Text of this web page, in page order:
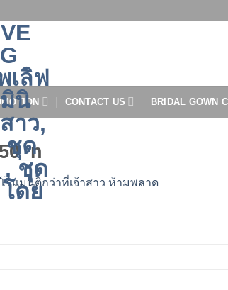
CONTACT US BRIDAL GOWN
รแมนติกว่าที่เจ้าสาว ห้ามพลาด